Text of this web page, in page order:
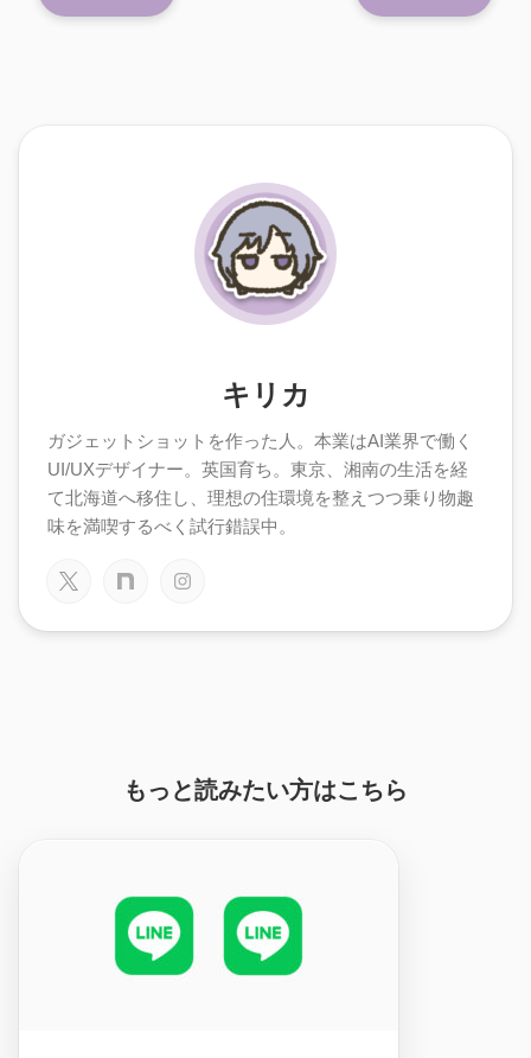
キリカ
ガジェットショットを作った人。本業はAI業界で働く
UI/UXデザイナー。英国育ち。東京、湘南の生活を経
て北海道へ移住し、理想の住環境を整えつつ乗り物趣
味を満喫するべく試行錯誤中。
もっと読みたい方はこちら